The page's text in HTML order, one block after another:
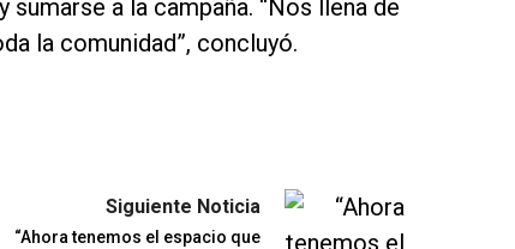
a la campaña. “Nos llena de
la comunidad”, concluyó.
Siguiente Noticia
“Ahora tenemos el espacio que